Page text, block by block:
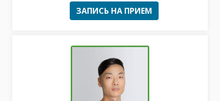
ЗАПИСЬ НА ПРИЕМ